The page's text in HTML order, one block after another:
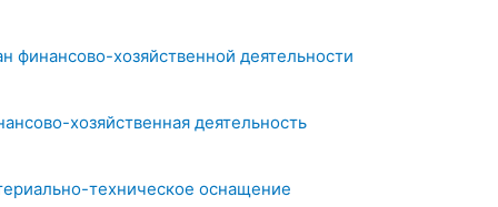
финансово-хозяйственной деятельности
хозяйственная деятельность
техническое оснащение